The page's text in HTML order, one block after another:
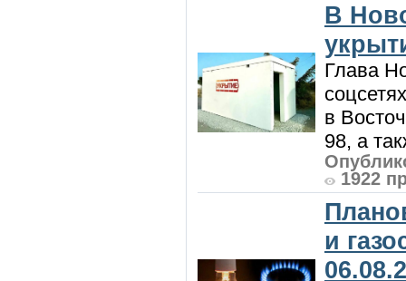
В
Глава
в
98, а
1922
и